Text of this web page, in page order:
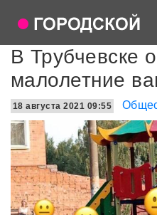
В Трубчевске
малолетние
18 августа 2021 09:55